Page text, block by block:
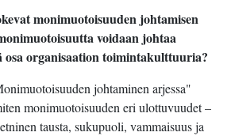
monimuotoisuuden johtamisen
voidaan johtaa
osa organisaation toimintakulttuuria?
johtaminen arjessa"
monimuotoisuuden eri ulottuvuudet –
tausta, sukupuoli, vammaisuus ja